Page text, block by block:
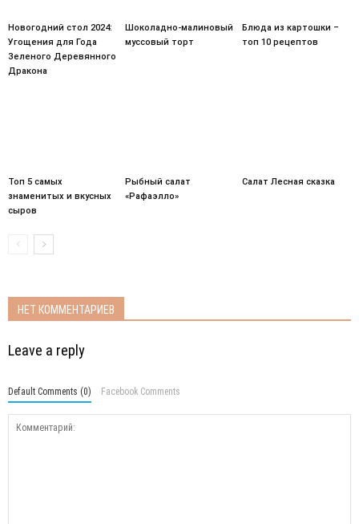
Новогодний стол 2024:
Угощения для Года
Зеленого Деревянного
Дракона
Шоколадно-малиновый
муссовый торт
Блюда из картошки –
топ 10 рецептов
Топ 5 самых
знаменитых и вкусных
сыров
Рыбный салат
«Рафаэлло»
Салат Лесная сказка
НЕТ КОММЕНТАРИЕВ
Leave a reply
Default Comments (0) Facebook Comments